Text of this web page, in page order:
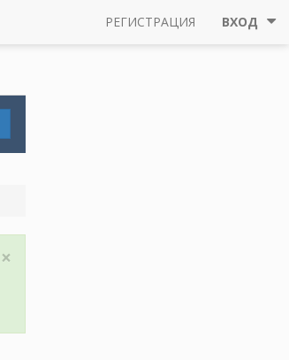
РЕГИСТРАЦИЯ ВХОД
×